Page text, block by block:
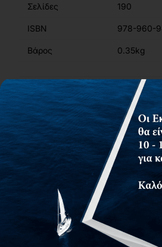
Σελίδες 190
ISBN 978-960-
Βάρος 0.35kg
Περιγραφή Περιεχόμενα
Αίτημα για δωρεάν αντίτυπο
Στο βιβλίο αυτό, περιγράφονται και
προχωρημένες έννοιες των κάτωθι
αντικειμένων:
της Ψηφιακής Χαρτογραφίας
των Γεωγραφικών